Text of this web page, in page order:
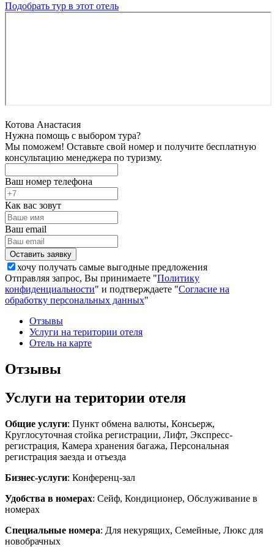
Подобрать тур в этот отель
Котова Анастасия
Нужна помощь с выбором тура?
Мы поможем! Оставьте свой номер и получите бесплатную
консультацию менеджера по туризму.
Ваш номер телефона
Как вас зовут
Ваш email
хочу получать самые выгодные предложения
Отправляя запрос, Вы принимаете "Политику
конфиденциальности" и подтверждаете "Согласие на
обработку персональных данных"
Отзывы
Услуги на територии отеля
Отель на карте
Отзывы
Услуги на територии отеля
Общие услуги: Пункт обмена валюты, Консьерж,
Круглосуточная стойка регистрации, Лифт, Экспресс-
регистрация, Камера хранения багажа, Персональная
регистрация заезда и отъезда
Бизнес-услуги: Конференц-зал
Удобства в номерах: Сейф, Кондиционер, Обслуживание в
номерах
Специальные номера: Для некурящих, Семейные, Люкс для
новобрачных